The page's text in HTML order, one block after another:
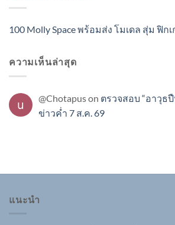
100 Molly Space พร้อมส่ง โมเดล สุ่ม ฟิก
ความเห็นล่าสุด
@Chotapuson ตรวจสอบ “อาวุธ
ข่าวค่ำ 7 ส.ค. 69
แนะนำ